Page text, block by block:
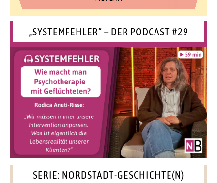
„SYSTEMFEHLER“ – DER PODCAST #29
SERIE: NORDSTADT-GESCHICHTE(N)